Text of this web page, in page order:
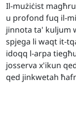
Il-mużiċist
u profond fuq il-
jinnota ta' kuljum
spjega li waqt it-
idoqq l-arpa
josserva x'ikun
qed jinkwetah